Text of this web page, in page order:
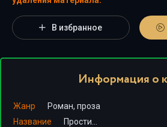
В избранное
Информация о
Жанр
Роман, проза
Название
Прости…